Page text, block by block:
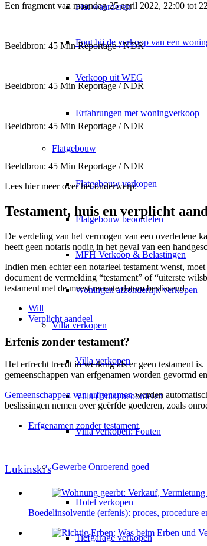
Flat waarderen
Fout bij de verkoop van een
Verkoop uit WEG
Erfahrungen met woningverkoop
Flatgebouw
Flatgebouw verkopen
Flatgebouw beoordelen
MFH Verkoop & Belastingen
Woningen afzonderlijk verkopen
Villaverkopen
Villa verkopen
Villa (Huis) beoordelen
Villa verkopen: Fouten
Gewerbe Onroerend goed
Hotel verkopen
Tiefgarage verkopen
Een fragment van maandag 25 april 2022, 22:00 tot
Beeldbron: 45 Min Reportage / NDR
Beeldbron: 45 Min Reportage / NDR
Beeldbron: 45 Min Reportage / NDR
Beeldbron: 45 Min Reportage / NDR
Lees hier meer over het onderwerp:
Testament, huis en verplicht
De verdeling van het vermogen van een overledene
heeft geen notaris nodig in het geval van een
Indien men echter een notarieel testament wenst,
document de vermelding “testament” of “uiterste
testament met de meest recente datum beslissend.
Will
Verplicht aandeel
Erfenis zonder testament?
Het erfrecht treedt in werking als er geen testament
gemeenschappen van erfgenamen worden gevormd
Gemeenschappen van erfgenamenworden
beslissingen nemen over geërfde goederen, zoals
Erfgenamen zonder testament
Lukinski's
Boedelinsolventie (erfenis): proces, procedure